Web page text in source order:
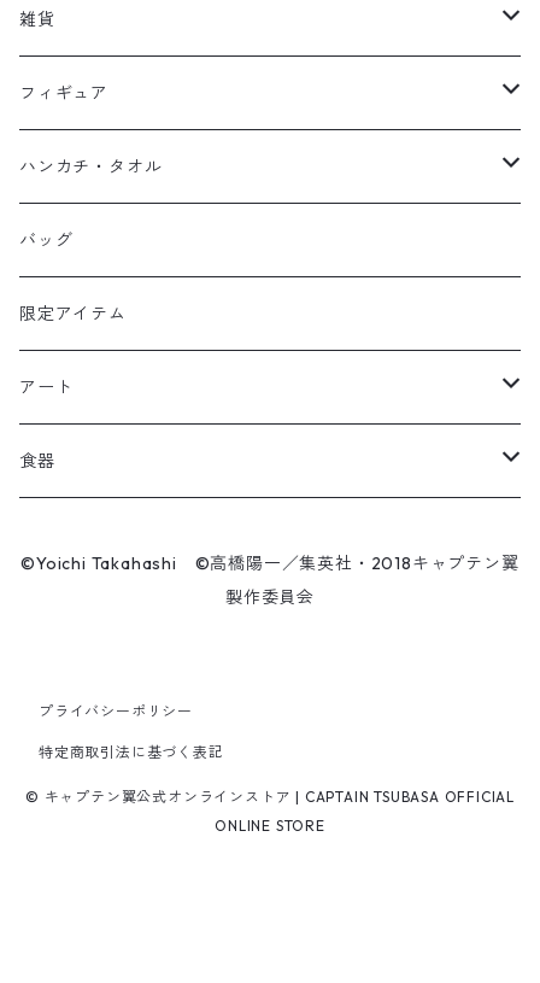
フーディー
スウェット
大人
フーディー
スウェット
マスク
ビーニー / キャップ
シューズ / サンダル
大空翼
岬太郎
若林源三
日向小次郎
カール・ハインツ・シュナイダー
肖俊光
飛翔
ファーラン・コンサワット
サークーン・コンサワット
雑貨
クッション
マグネット
缶バッジ
カーシェード
フォームローラー
こけし
マスク
フィギュア
HKDSTOY
UDF
POP UP PARADE
ハンカチ・タオル
手ぬぐい
タオル
バッグ
限定アイテム
アート
エアーアクリル
食器
©Yoichi Takahashi ©高橋陽一／集英社・2018キャプテン翼
製作委員会
プライバシーポリシー
特定商取引法に基づく表記
© キャプテン翼公式オンラインストア | CAPTAIN TSUBASA OFFICIAL
ONLINE STORE